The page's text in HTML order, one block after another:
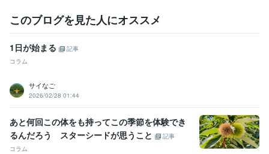
このブログを見た人にオススメ
1日が始まる
記事
コラム
サイなご
2026/02/28 01:44
あと何回この体をも持ってこの季節を体験でき
るんだろう スターシードが思うこと
記事
コラム